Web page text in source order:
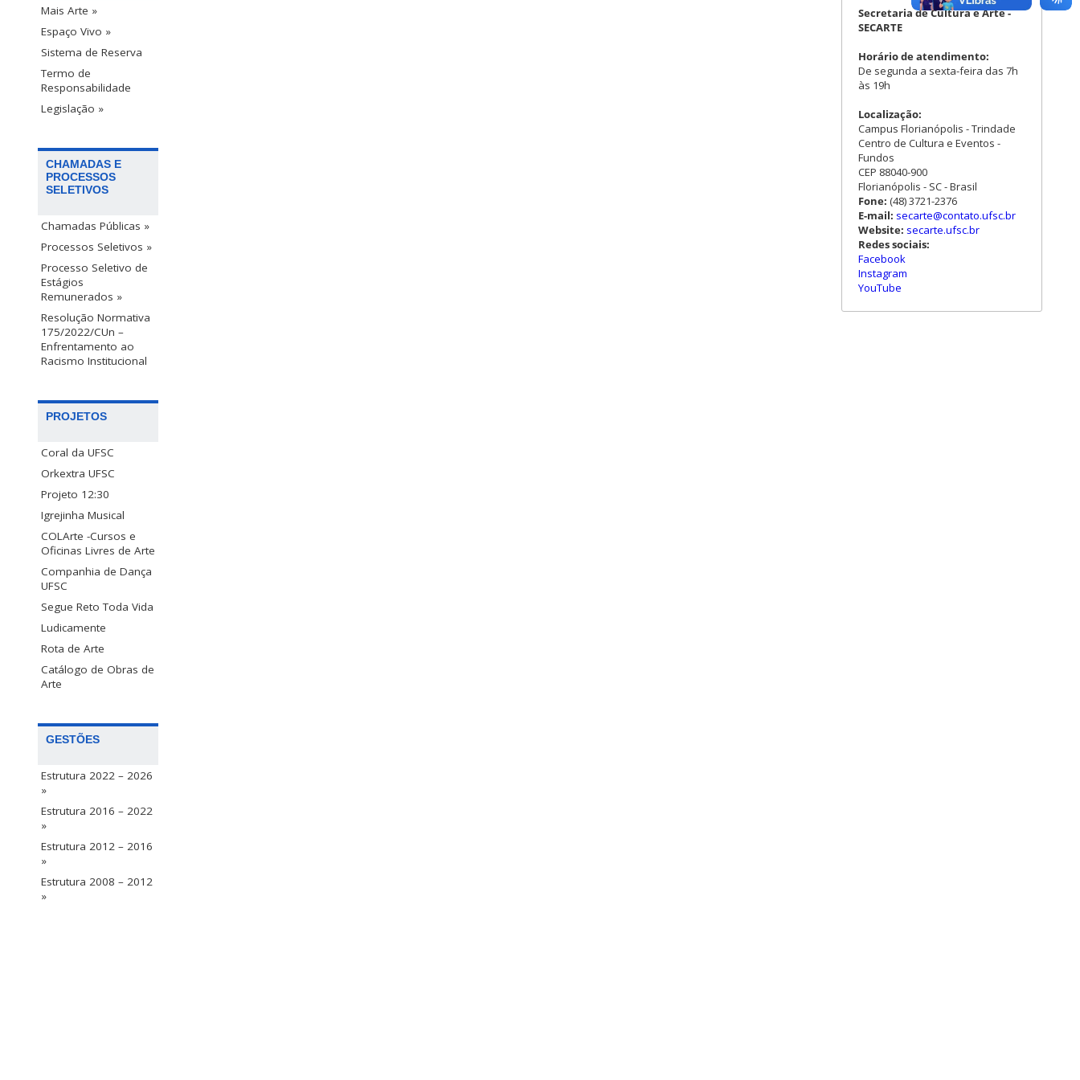
Mais Arte »
Espaço Vivo »
Sistema de Reserva
Termo de
Responsabilidade
Legislação »
CHAMADAS E
PROCESSOS
SELETIVOS
Chamadas Públicas »
Processos Seletivos »
Processo Seletivo de
Estágios
Remunerados »
Resolução Normativa
175/2022/CUn –
Enfrentamento ao
Racismo Institucional
PROJETOS
Coral da UFSC
Orkextra UFSC
Projeto 12:30
Igrejinha Musical
COLArte -Cursos e
Oficinas Livres de Arte
Companhia de Dança
UFSC
Segue Reto Toda Vida
Ludicamente
Rota de Arte
Catálogo de Obras de
Arte
GESTÕES
Estrutura 2022 – 2026
»
Estrutura 2016 – 2022
»
Estrutura 2012 – 2016
»
Estrutura 2008 – 2012
»
Secretaria de Cultura e Arte -
SECARTE
Horário de atendimento:
De segunda a sexta-feira das 7h
às 19h
Localização:
Campus Florianópolis - Trindade
Centro de Cultura e Eventos -
Fundos
CEP 88040-900
Florianópolis - SC - Brasil
Fone: (48) 3721-2376
E-mail: secarte@contato.ufsc.br
Website: secarte.ufsc.br
Redes sociais:
Facebook
Instagram
YouTube